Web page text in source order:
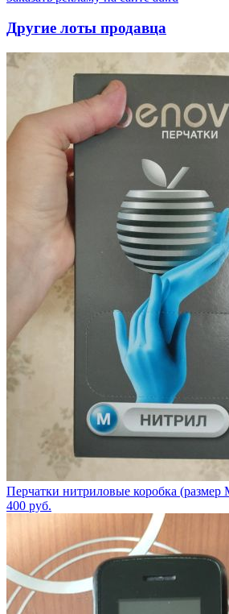
Другие лоты продавца
Перчатки нитриловые коробка (размер
400 руб.